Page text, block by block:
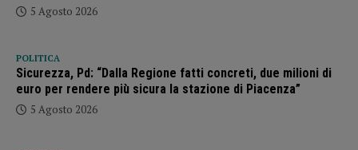
5 Agosto 2026
POLITICA
Sicurezza, Pd: “Dalla Regione fatti concreti, due milioni di
euro per rendere più sicura la stazione di Piacenza”
5 Agosto 2026